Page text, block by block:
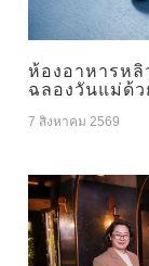
ห้องอาหารหลิ
ฉลองวันแม่ด้ว
7 สิงหาคม 2569